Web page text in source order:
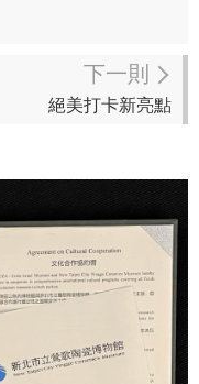
下一則
絕美打卡新亮點